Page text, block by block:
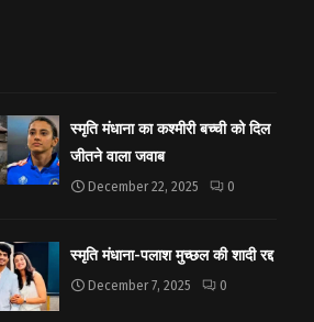
स्मृति मंधाना का कश्मीरी बच्ची को दिल
जीतने वाला जवाब
December 22, 2025 0
स्मृति मंधाना-पलाश मुच्छल की शादी रद्द
December 7, 2025 0